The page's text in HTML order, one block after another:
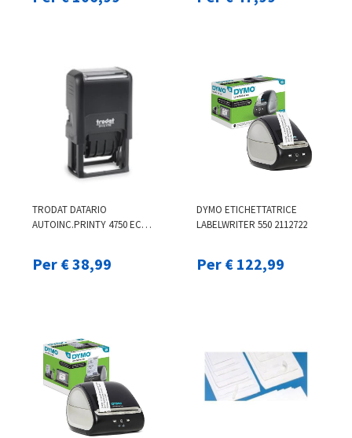
TRODAT DATARIO
AUTOINC.PRINTY 4750 ECO
Per € 38,99
DYMO ETICHETTATRICE
LABELWRITER 550 2112722
Per € 122,99